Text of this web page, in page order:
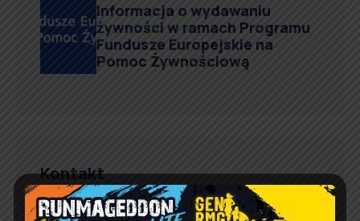
Informacja o wydawaniu
żywności w ramach Programu
Fundusze Europejskie na
Pomoc Żywnościową
Kontakt
Urząd Gminy w Rząśni